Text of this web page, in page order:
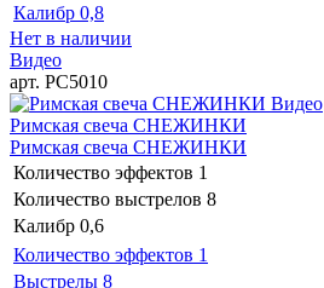
Калибр 0,8
Нет в наличии
Видео
арт. РС5010
Видео
Римская свеча СНЕЖИНКИ
Римская свеча СНЕЖИНКИ
Количество эффектов 1
Количество выстрелов 8
Калибр 0,6
Количество эффектов 1
Выстрелы 8